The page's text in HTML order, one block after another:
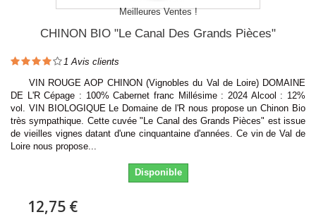
Meilleures Ventes !
CHINON BIO "Le Canal Des Grands Pièces"
1 Avis clients
VIN ROUGE AOP CHINON (Vignobles du Val de Loire) DOMAINE
DE L'R Cépage : 100% Cabernet franc Millésime : 2024 Alcool : 12%
vol. VIN BIOLOGIQUE Le Domaine de l'R nous propose un Chinon Bio
très sympathique. Cette cuvée "Le Canal des Grands Pièces" est issue
de vieilles vignes datant d'une cinquantaine d'années. Ce vin de Val de
Loire nous propose...
Disponible
12,75 €